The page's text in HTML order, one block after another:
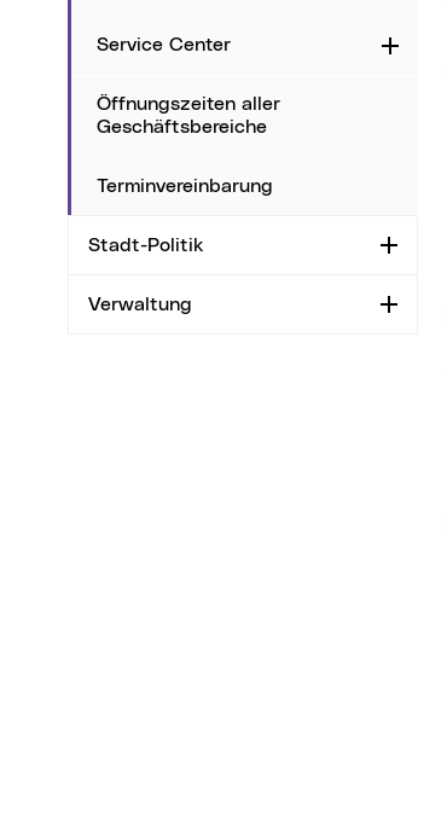
Service Center
Öffnungszeiten aller
Geschäftsbereiche
Terminvereinbarung
Stadt-Politik
Verwaltung